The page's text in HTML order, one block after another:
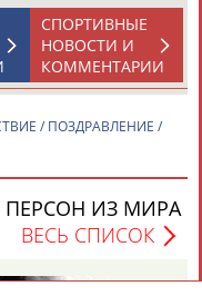
Назир
АБДУЛЛАЕВ
СПОРТИВНЫЕ
НОВОСТИ И
КОММЕНТАРИИ
/ ПОЗДРАВЛЕНИЕ /
ПЕРСОН ИЗ МИРА
ВЕСЬ СПИСОК